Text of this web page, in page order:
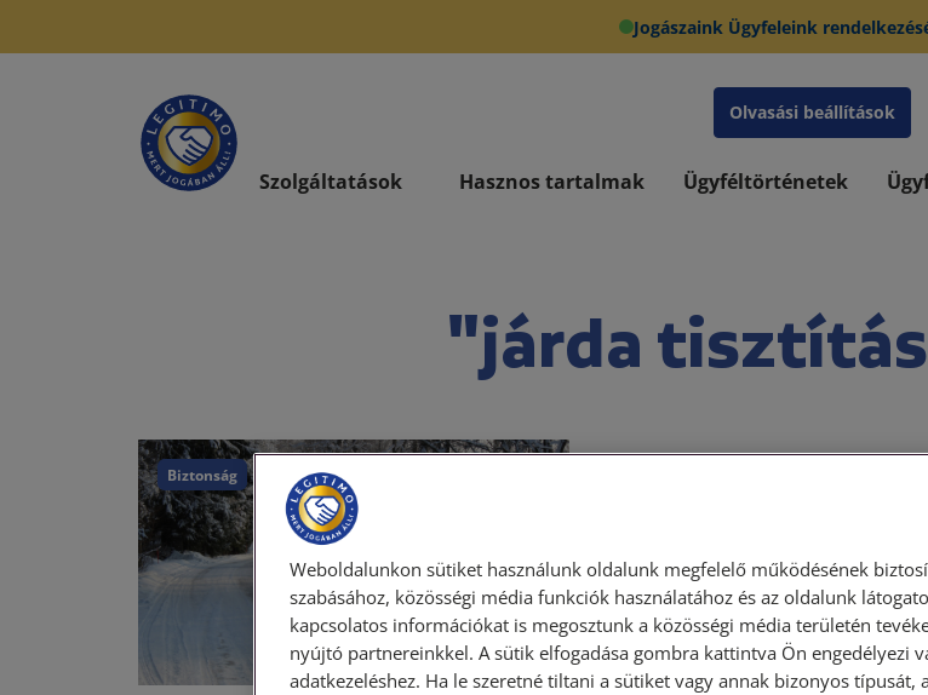
Jogászaink Ügyfeleink
Olvasási beállítások
Szolgáltatások Hasznos tartalmak Ügyféltörténetek
"járda
Biztonság
Személyes ügyfélfogadás
Weboldalunkon sütiket használunk oldalunk megfelelő működésének
szabásához, közösségi média funkciók használatához és az oldalunk
kapcsolatos információkat is megosztunk a közösségi média területén
nyújtó partnereinkkel. A sütik elfogadása gombra kattintva Ön engedélyezi
adatkezeléshez. Ha le szeretné tiltani a sütiket vagy annak bizonyos